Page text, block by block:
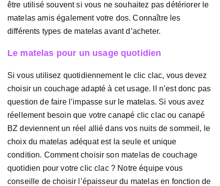
être utilisé souvent si vous ne souhaitez pas détériorer le
matelas amis également votre dos. Connaître les
différents types de matelas avant d’acheter.
Le matelas pour un usage quotidien
Si vous utilisez quotidiennement le clic clac, vous devez
choisir un couchage adapté à cet usage. Il n’est donc pas
question de faire l’impasse sur le matelas. Si vous avez
réellement besoin que votre canapé clic clac ou canapé
BZ deviennent un réel allié dans vos nuits de sommeil, le
choix du matelas adéquat est la seule et unique
condition. Comment choisir son matelas de couchage
quotidien pour votre clic clac ? Notre équipe vous
conseille de choisir l’épaisseur du matelas en fonction de